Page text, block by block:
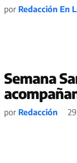
por Redacción En
Semana
por Redacción